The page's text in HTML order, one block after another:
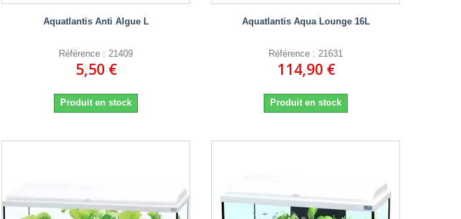
Aquatlantis Anti Algue L
Référence : 21409
5,50 €
Produit en stock
Aquatlantis Aqua Lounge 16L
Référence : 21631
114,90 €
Produit en stock